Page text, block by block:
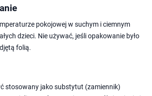
pokojowej w suchym i ciemnym
dzieci. Nie używać, jeśli opakowanie było
folią.
stosowany jako substytut (zamiennik)